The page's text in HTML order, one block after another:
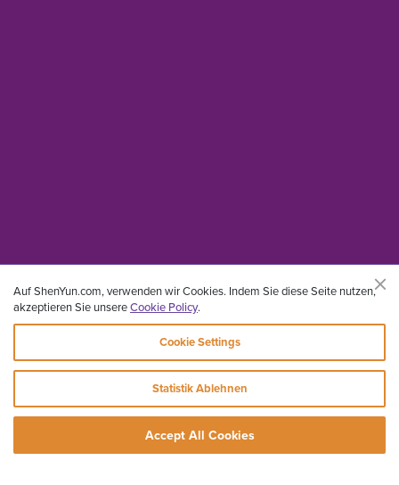
Auf ShenYun.com, verwenden wir Cookies. Indem Sie diese Seite nutzen,
akzeptieren Sie unsereCookie Policy.
Cookie Settings
Statistik Ablehnen
Accept All Cookies